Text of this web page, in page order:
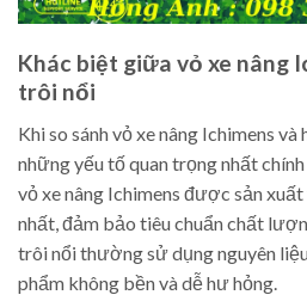
Khác biệt giữa vỏ xe nâng
trôi nổi
Khi so sánh vỏ xe nâng Ichimens
những yếu tố quan trọng nhất
vỏ xe nâng Ichimens được sản
nhất, đảm bảo tiêu chuẩn chất
trôi nổi thường sử dụng nguyên
phẩm không bền và dễ hư hỏng.